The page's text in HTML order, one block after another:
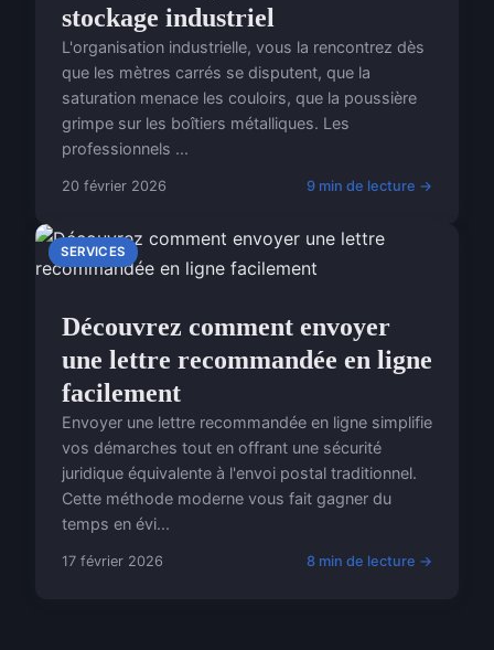
stockage industriel
L'organisation industrielle, vous la rencontrez dès
que les mètres carrés se disputent, que la
saturation menace les couloirs, que la poussière
grimpe sur les boîtiers métalliques. Les
professionnels ...
20 février 2026 9 min de lecture →
SERVICES
Découvrez comment envoyer
une lettre recommandée en ligne
facilement
Envoyer une lettre recommandée en ligne simplifie
vos démarches tout en offrant une sécurité
juridique équivalente à l'envoi postal traditionnel.
Cette méthode moderne vous fait gagner du
temps en évi...
17 février 2026 8 min de lecture →